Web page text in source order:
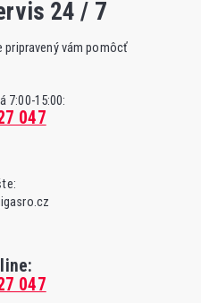
24 / 7
pripravený vám pomôcť
7:00-15:00:
047
047